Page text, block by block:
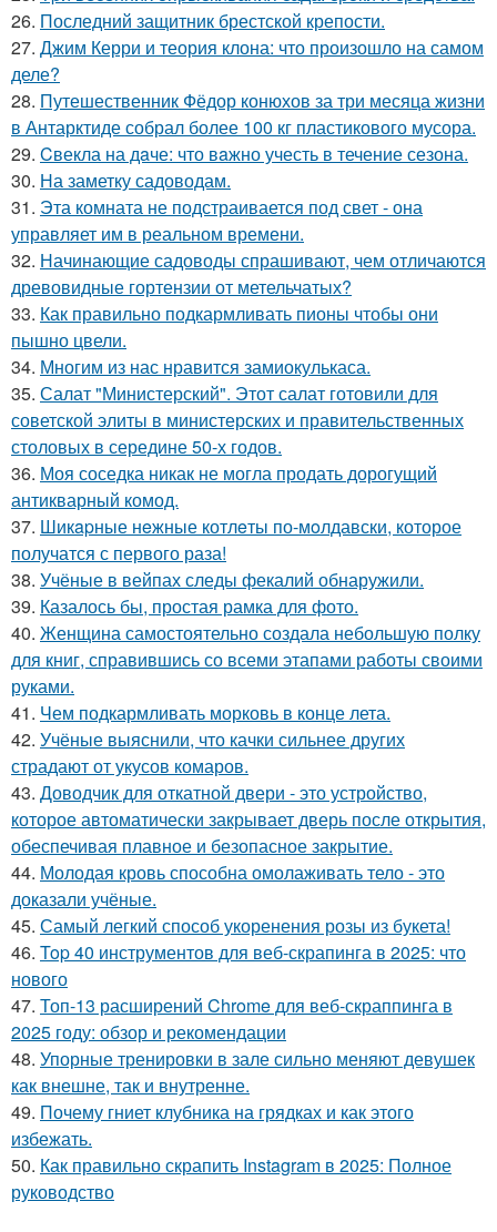
26. Последний защитник брестской крепости.
27. Джим Керри и теория клона: что произошло на самом
деле?
28. Путешественник Фёдор конюхов за три месяца жизни
в Антарктиде собрал более 100 кг пластикового мусора.
29. Cвекла на дaче: что вaжно учесть в течение сезона.
30. На заметку садоводам.
31. Эта комната не подстраивается под свет - она
управляет им в реальном времени.
32. Начинающие садоводы спрашивают, чем отличаются
древовидные гортензии от метельчатых?
33. Как правильно подкармливать пионы чтобы они
пышно цвели.
34. Многим из нас нравится замиокулькаса.
35. Салат "Министерский". Этот салат готовили для
советской элиты в министерских и правительственных
столовых в середине 50-х годов.
36. Моя соседка никак не могла продать дорогущий
антикварный комод.
37. Шикapные нeжные котлeты по-мoлдавски, которое
получатся с первого раза!
38. Учёные в вейпах следы фекалий обнаружили.
39. Казалось бы, простая рамка для фото.
40. Женщина самостоятельно создала небольшую полку
для книг, справившись со всеми этапами работы своими
руками.
41. Чем подкармливать морковь в конце лета.
42. Учёные выяснили, что качки сильнее других
страдают от укусов комаров.
43. Доводчик для откатной двери - это устройство,
которое автоматически закрывает дверь после открытия,
обеспечивая плавное и безопасное закрытие.
44. Молодая кровь способна омолаживать тело - это
доказали учёные.
45. Самый легкий способ укоренения розы из букета!
46. Top 40 инструментов для веб-скрапинга в 2025: что
нового
47. Топ-13 расширений Chrome для веб-скраппинга в
2025 году: обзор и рекомендации
48. Упорные тренировки в зале сильно меняют девушек
как внешне, так и внутренне.
49. Почему гниет клубника на грядках и как этого
избежать.
50. Как правильно скрапить Instagram в 2025: Полное
руководство